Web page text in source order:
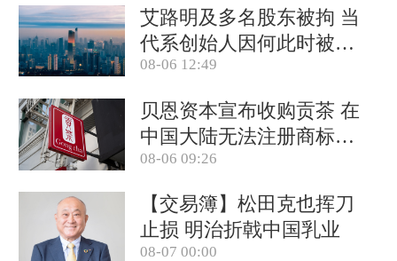
艾路明及多名股东被拘 当
代系创始人因何此时被清
算
08-06 12:49
贝恩资本宣布收购贡茶 在
中国大陆无法注册商标后
退出市场
08-06 09:26
【交易簿】松田克也挥刀
止损 明治折戟中国乳业
08-07 00:00